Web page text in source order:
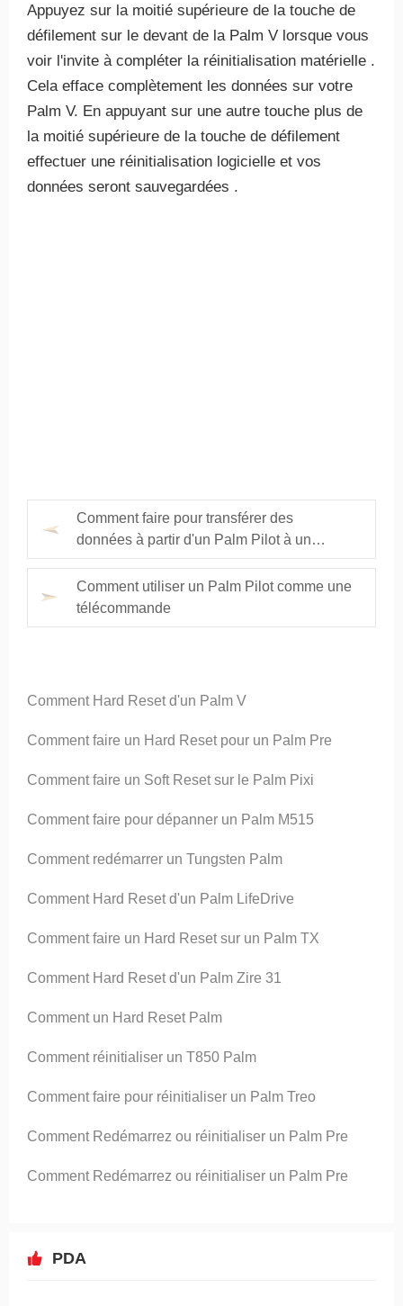
Appuyez sur la moitié supérieure de la touche de
défilement sur ​​le devant de la Palm V lorsque vous
voir l'invite à compléter la réinitialisation matérielle .
Cela efface complètement les données sur votre
Palm V. En appuyant sur une autre touche plus de
la moitié supérieure de la touche de défilement
effectuer une réinitialisation logicielle et vos
données seront sauvegardées .
Comment faire pour transférer des
données à partir d'un Palm Pilot à un
iPhone
Comment utiliser un Palm Pilot comme une
télécommande
Comment Hard Reset d'un Palm V
Comment faire un Hard Reset pour un Palm Pre
Comment faire un Soft Reset sur ​​le Palm Pixi
Comment faire pour dépanner un Palm M515
Comment redémarrer un Tungsten Palm
Comment Hard Reset d'un Palm LifeDrive
Comment faire un Hard Reset sur ​​un Palm TX
Comment Hard Reset d'un Palm Zire 31
Comment un Hard Reset Palm
Comment réinitialiser un T850 Palm
Comment faire pour réinitialiser un Palm Treo
Comment Redémarrez ou réinitialiser un Palm Pre
Comment Redémarrez ou réinitialiser un Palm Pre
PDA